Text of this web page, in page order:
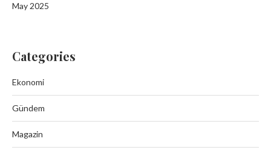
May 2025
Categories
Ekonomi
Gündem
Magazin